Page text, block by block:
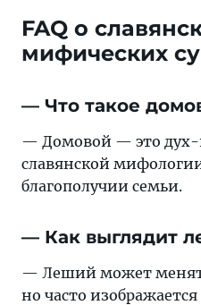
FAQ о
мифических
— Что такое
— Домовой — это дух-
славянской
благополучии семьи.
— Как выглядит
— Леший может
но часто